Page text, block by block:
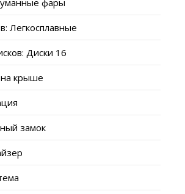
Легкосплавные
Диски 16
крыше
замок